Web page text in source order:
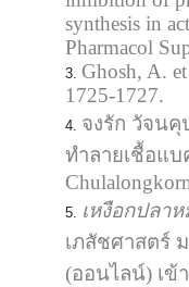
synthesis in
Pharmacol
Ghosh, A.
1725-1727.
จงรัก วัจน
ทำลายเชื้อแบ
เหงือกปลา
เภสัชศาสตร์
(ออนไลน์) เข้